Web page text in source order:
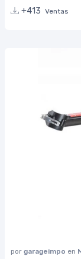
+413 Ventas
por garageimpo en